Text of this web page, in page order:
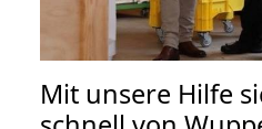
Mit unsere Hilfe